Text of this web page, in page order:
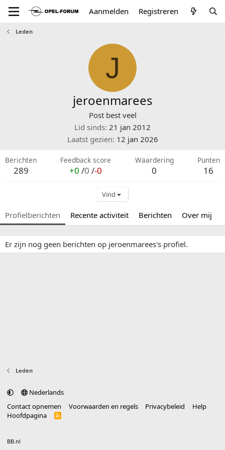
Aanmelden Registreren
Leden
J
jeroenmarees
Post best veel
Lid sinds 21 jan 2012
Laatst gezien 12 jan 2026
Berichten
289
Feedback score
+0 /0 /-0
Waardering
0
Punten
16
Vind
Profielberichten Recente activiteit Berichten Over mij
Er zijn nog geen berichten op jeroenmarees's profiel.
Leden
Nederlands
Contact opnemen
Voorwaarden en regels Privacybeleid
Help
Hoofdpagina
R
BB.nl